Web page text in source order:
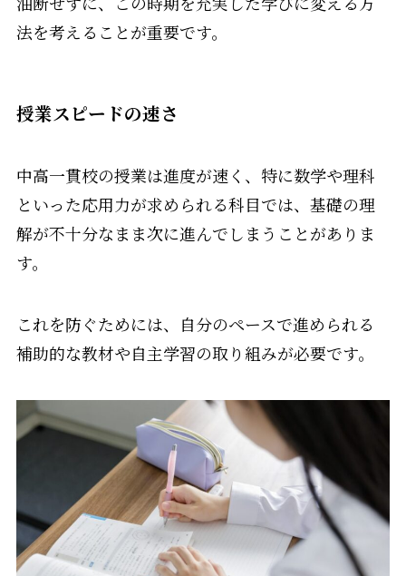
法を考えることが重要です。
授業スピードの速さ
中高一貫校の授業は進度が速く、特に数学や理科
といった応用力が求められる科目では、基礎の理
解が不十分なまま次に進んでしまうことがありま
す。
これを防ぐためには、自分のペースで進められる
補助的な教材や自主学習の取り組みが必要です。